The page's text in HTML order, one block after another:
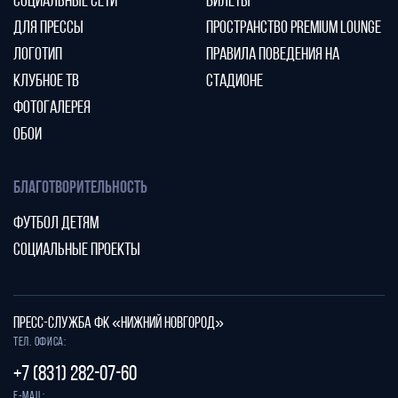
ДЛЯ ПРЕССЫ
ЛОГОТИП
КЛУБНОЕ ТВ
ФОТОГАЛЕРЕЯ
ОБОИ
ПРОСТРАНСТВО PREMIUM LOUNGE
ПРАВИЛА ПОВЕДЕНИЯ НА
СТАДИОНЕ
БЛАГОТВОРИТЕЛЬНОСТЬ
ФУТБОЛ ДЕТЯМ
СОЦИАЛЬНЫЕ ПРОЕКТЫ
ПРЕСС-СЛУЖБА ФК «НИЖНИЙ НОВГОРОД»
Тел. офиса:
+7 (831) 282-07-60